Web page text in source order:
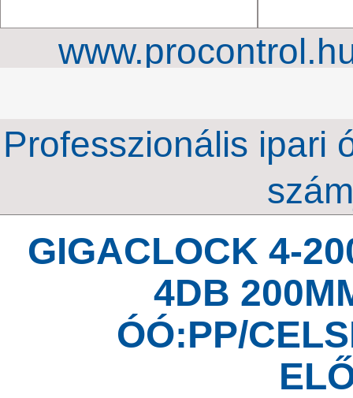
Professzionális ipari
GIGACLOCK 4-
4DB
ÓÓ:PP/